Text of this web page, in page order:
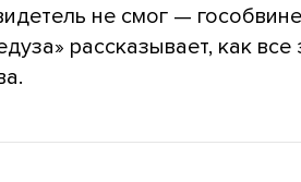
не смог —
рассказывает, как все